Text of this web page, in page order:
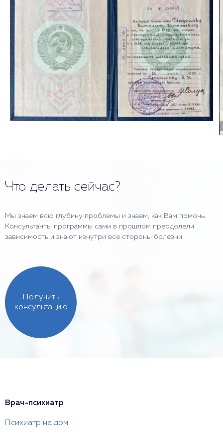
Что делать сейчас?
Мы знаем всю глубину проблемы и знаем, как Вам помочь.
Консультанты программы сами в прошлом преодолели
зависимость и знают изнутри все стороны болезни.
Получить
консультацию
Врач-психиатр
Психиатр на дом